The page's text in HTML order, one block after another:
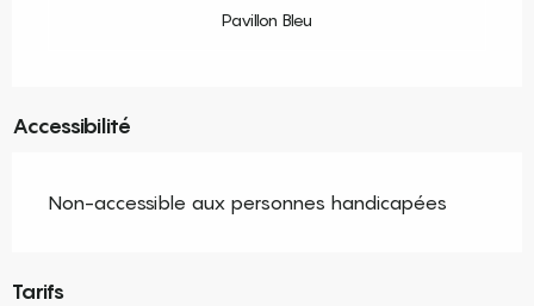
Pavillon Bleu
Accessibilité
Non-accessible aux personnes handicapées
Tarifs